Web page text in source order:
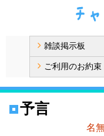
雑談掲示板
ご利用のお約束
予言
名